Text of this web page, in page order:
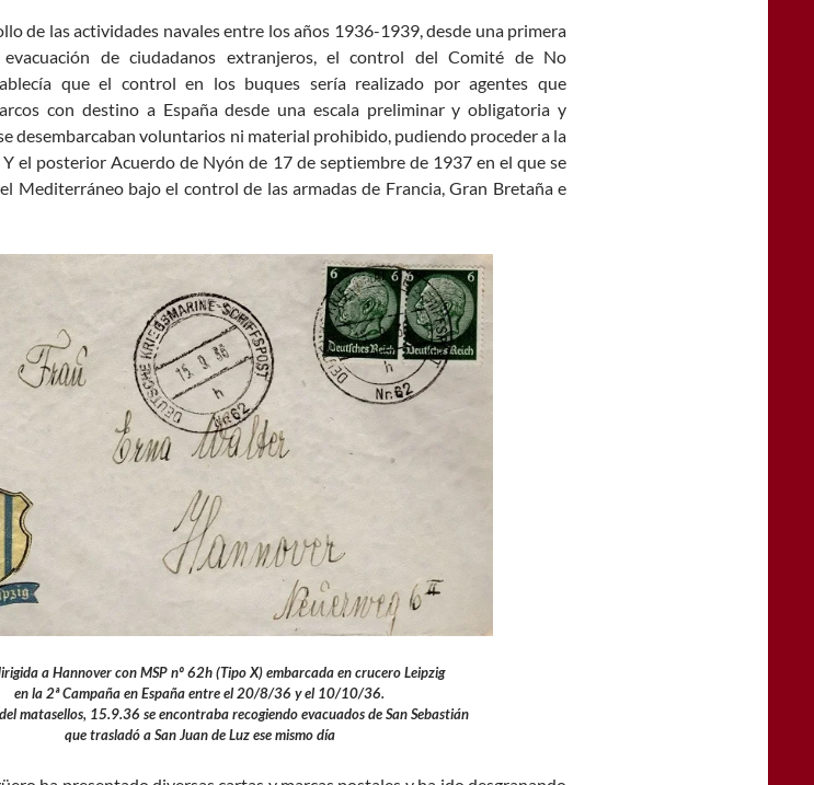
de las actividades navales entre los años 1936-1939, desde una primera
de ciudadanos extranjeros, el control del Comité de No
que el control en los buques sería realizado por agentes que
con destino a España desde una escala preliminar y obligatoria y
desembarcaban voluntarios ni material prohibido, pudiendo proceder a la
el posterior Acuerdo de Nyón de 17 de septiembre de 1937 en el que se
Mediterráneo bajo el control de las armadas de Francia, Gran Bretaña e
a Hannover con MSP nº 62h (Tipo X) embarcada en crucero Leipzig
en la 2ª Campaña en España entre el 20/8/36 y el 10/10/36.
matasellos, 15.9.36 se encontraba recogiendo evacuados de San Sebastián
que trasladó a San Juan de Luz ese mismo día